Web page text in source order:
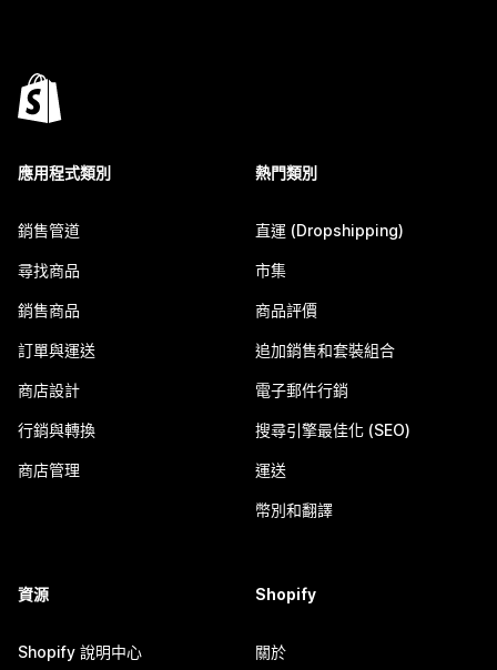
應用程式類別
銷售管道
尋找商品
銷售商品
訂單與運送
商店設計
行銷與轉換
商店管理
熱門類別
直運 (Dropshipping)
市集
商品評價
追加銷售和套裝組合
電子郵件行銷
搜尋引擎最佳化 (SEO)
運送
幣別和翻譯
資源
Shopify 說明中心
Shopify
關於